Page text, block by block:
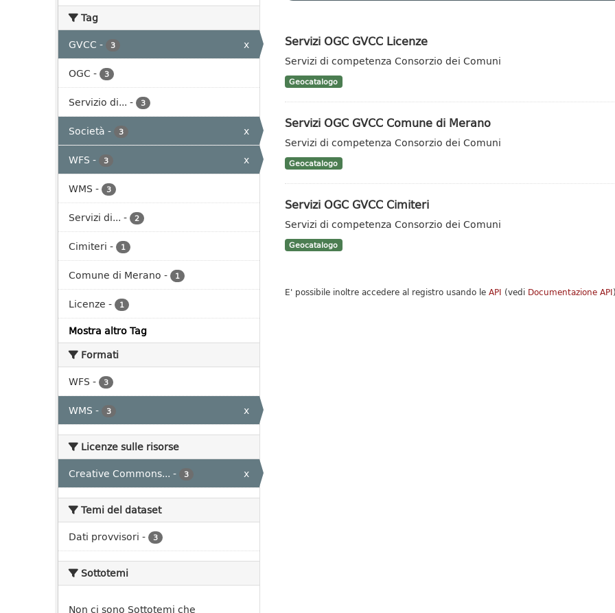
Tag
GVCC - 3
x
OGC - 3
Servizio di... - 3
Società - 3
x
WFS - 3
x
WMS - 3
Servizi di... - 2
Cimiteri - 1
Comune di Merano - 1
Licenze - 1
Mostra altro Tag
Formati
WFS - 3
WMS - 3 x
Licenze sulle risorse
Creative Commons... - 3 x
Temi del dataset
Dati provvisori - 3
Sottotemi
Non ci sono Sottotemi che
Servizi OGC GVCC Licenze
Servizi di competenza Consorzio dei Comuni
Geocatalogo
Servizi OGC GVCC Comune di Merano
Servizi di competenza Consorzio dei Comuni
Geocatalogo
Servizi OGC GVCC Cimiteri
Servizi di competenza Consorzio dei Comuni
Geocatalogo
E' possibile inoltre accedere al registro usando le API (vedi Documentazione API